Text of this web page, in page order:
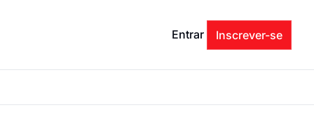
Entrar Inscrever-se